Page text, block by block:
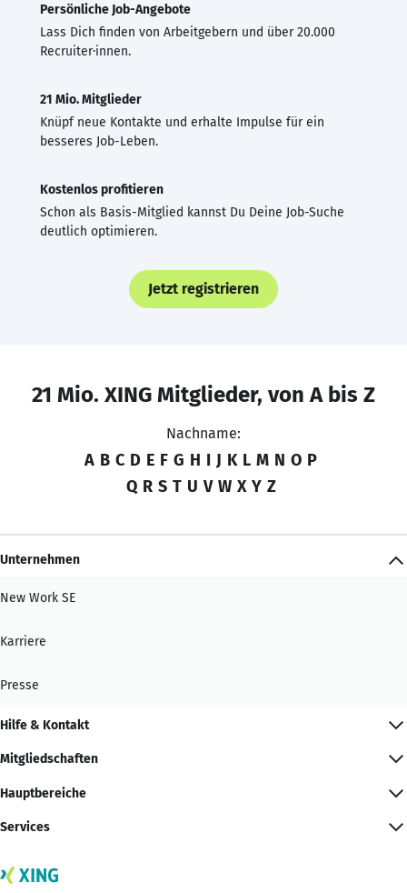
Persönliche Job-Angebote
Lass Dich finden von Arbeitgebern und über 20.000
Recruiter·innen.
21 Mio. Mitglieder
Knüpf neue Kontakte und erhalte Impulse für ein
besseres Job-Leben.
Kostenlos profitieren
Schon als Basis-Mitglied kannst Du Deine Job-Suche
deutlich optimieren.
Jetzt registrieren
21 Mio. XING Mitglieder, von A bis Z
Nachname:
A B C D E F G H I J K L M N O P
Q R S T U V W X Y Z
Unternehmen
New Work SE
Karriere
Presse
Hilfe & Kontakt
Mitgliedschaften
Hauptbereiche
Services